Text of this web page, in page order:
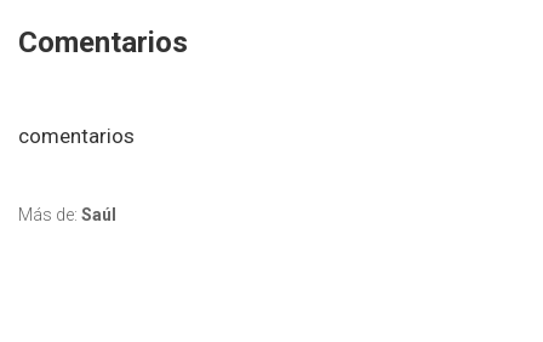
Comentarios
comentarios
Más de: Saúl